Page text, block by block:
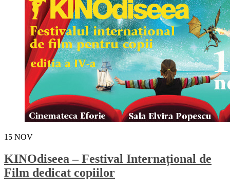
15 NOV
KINOdiseea – Festival Internațional de
Film dedicat copiilor